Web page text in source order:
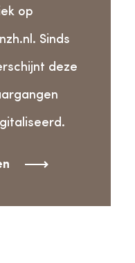
op
Sinds
deze